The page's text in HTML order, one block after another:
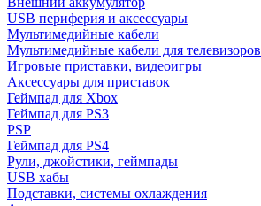
USB периферия и аксессуары
Мультимедийные кабели
Мультимедийные кабели для телевизоров
Игровые приставки, видеоигры
Аксессуары для приставок
Геймпад для Xbox
Геймпад для PS3
PSP
Геймпад для PS4
Рули, джойстики, геймпады
USB хабы
Подставки, системы охлаждения